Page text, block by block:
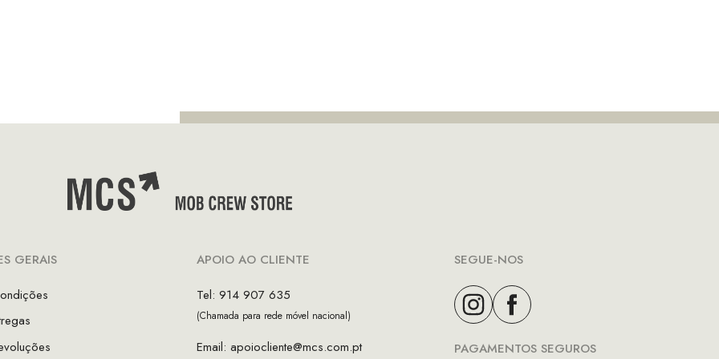
GERAIS
APOIO AO CLIENTE
Tel: 914 907 635
(Chamada para rede móvel nacional)
Email: apoiocliente@mcs.com.pt
SEGUE-NOS
PAGAMENTOS SEGUROS